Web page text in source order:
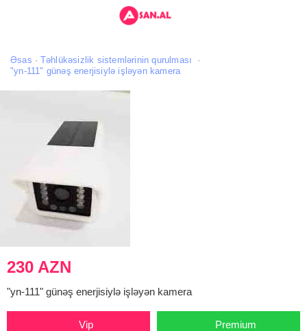
Əsas
Təhlükəsizlik sistemlərinin qurulması
"yn-111" günəş enerjisiylə işləyən kamera
230 AZN
"yn-111" günəş enerjisiylə işləyən kamera
Vip Premium